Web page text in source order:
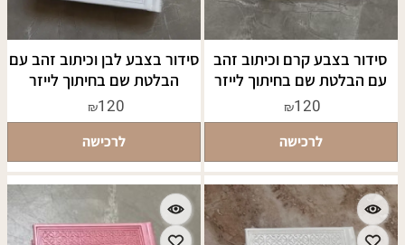
סידור בצבע קרם וכיתוב זהב
עם הבלטת שם בחיתוך לייזר
₪120
לרכישה
סידור בצבע לבן וכיתוב זהב עם
הבלטת שם בחיתוך לייזר
₪120
לרכישה